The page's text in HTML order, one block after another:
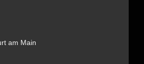
am Main